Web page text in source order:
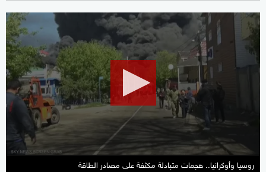
0
seconds
of
2
minutes,
12
seconds
روسيا وأوكرانيا.. هجمات متبادلة مكثفة على مصادر الطاقة